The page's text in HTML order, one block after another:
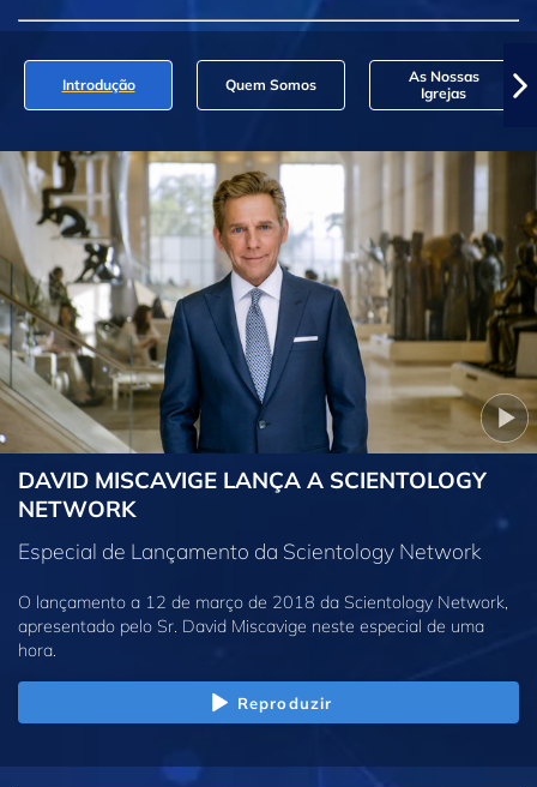
Introdução Quem Somos
As Nossas
Igrejas
DAVID MISCAVIGE LANÇA A SCIENTOLOGY
NETWORK
Especial de Lançamento da Scientology Network
O lançamento a 12 de março de 2018 da Scientology Network,
apresentado pelo Sr. David Miscavige neste especial de uma
hora.
Reproduzir